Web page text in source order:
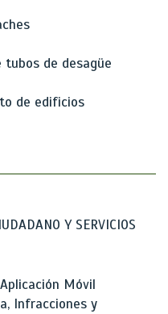
tubos de desagüe
de edificios
Y SERVICIOS
Móvil
Infracciones y